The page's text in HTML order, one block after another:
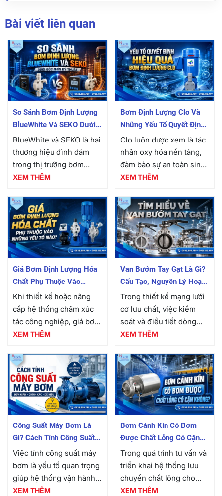
Bài viết liên quan
So Sánh Bơm Định Lượng
BlueWhite Và SEKO Dưới
Góc Nhìn Kỹ Thuật
BlueWhite và SEKO là hai
thương hiệu đình đám
trong thị trường bơm
công nghiệp nói chung
chất nói riêng. Sự góp
mặt của hai “ông lớn” này
mang...
XEM THÊM
Bơm Định Lượng Clo Và
Những Yếu Tố Quyết Định
Hiệu Quả Khử Trùng Trong
Hệ Thống Xử Lý Nước
Clo luôn được xem là tác
nhân oxy hóa nền tảng,
đảm bảo sự an toàn sinh
học cho toàn bộ mạng
nhiên, để duy trì chuỗi
phản ứng này...
XEM THÊM
Giá Bơm Định Lượng Hóa
Chất Phụ Thuộc Vào
Những Yếu Tố Nào?
Khi thiết kế hoặc nâng
cấp hệ thống châm xúc
tác công nghiệp, giá bơm
định lượng hóa chất luôn
số được các kỹ sư và nhà
quản lý...
XEM THÊM
Van Bướm Tay Gạt Là Gì?
Cấu Tạo, Nguyên Lý Hoạt
Động Và Giá Bán
Trong thiết kế mạng lưới
cơ lưu chất, việc kiểm
soát và điều tiết dòng
chảy đòi hỏi những thiết
chính xác và có độ bền
cơ học cao....
XEM THÊM
Công Suất Máy Bơm Là
Gì? Cách Tính Công Suất
Máy Bơm Nước
Việc tính công suất máy
bơm là yếu tố quan trọng
giúp hệ thống vận hành
ổn định, tiết kiệm điện
XEM THÊM
Bơm Cánh Kín Có Bơm
Được Chất Lỏng Có Cặn
Không?
Trong quá trình tư vấn và
triển khai hệ thống lưu
chuyển chất lỏng cho
hàng trăm nhà máy sản
XEM THÊM